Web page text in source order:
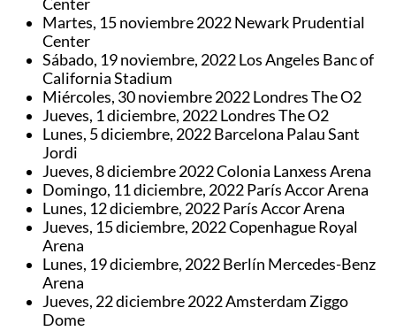
Center
Martes, 15 noviembre 2022 Newark Prudential
Center
Sábado, 19 noviembre, 2022 Los Angeles Banc of
California Stadium
Miércoles, 30 noviembre 2022 Londres The O2
Jueves, 1 diciembre, 2022 Londres The O2
Lunes, 5 diciembre, 2022 Barcelona Palau Sant
Jordi
Jueves, 8 diciembre 2022 Colonia Lanxess Arena
Domingo, 11 diciembre, 2022 París Accor Arena
Lunes, 12 diciembre, 2022 París Accor Arena
Jueves, 15 diciembre, 2022 Copenhague Royal
Arena
Lunes, 19 diciembre, 2022 Berlín Mercedes-Benz
Arena
Jueves, 22 diciembre 2022 Amsterdam Ziggo
Dome